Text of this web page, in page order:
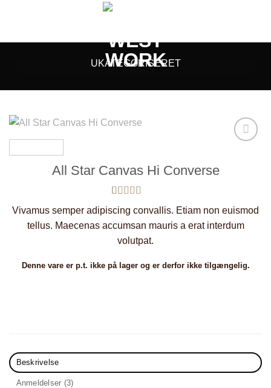
UKATEGORISERET
All Star Canvas Hi Converse
Bedømt
som4.33
ud af 5
baseret på
kundebedømmelser
Vivamus semper adipiscing convallis. Etiam non euismod
tellus. Maecenas accumsan mauris a erat interdum
volutpat.
Denne vare er p.t. ikke på lager og er derfor ikke tilgængelig.
Beskrivelse
Anmeldelser (3)